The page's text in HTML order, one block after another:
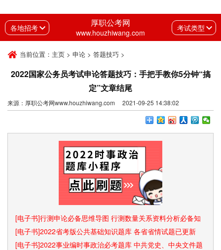
各地招考 厚职公考网
www.houzhiwang.com 考试类型
当前位置： 主页 > 申论 > 答题技巧 >
2022国家公务员考试申论答题技巧：手把手教你5分钟“搞
定”文章结尾
来源：厚职公考网www.houzhiwang.com 2021-09-25 14:38:02
[电子书]行测申论必备思维导图 行测数量关系资料分析必备知
识点和速算技巧
[电子书]2022省考版公共基础知识题库 各省省情试题已更新
[电子书]2022事业编时事政治必考题库 中共党史、中央文件题